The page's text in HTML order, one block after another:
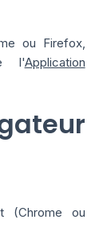
ou Firefox,
l'Application
(Chrome ou